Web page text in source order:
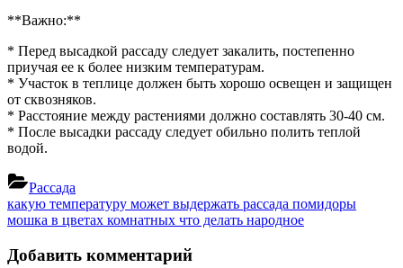
**Важно:**
* Перед высадкой рассаду следует закалить, постепенно
приучая ее к более низким температурам.
* Участок в теплице должен быть хорошо освещен и защищен
от сквозняков.
* Расстояние между растениями должно составлять 30-40 см.
* После высадки рассаду следует обильно полить теплой
водой.
Рассада
Навигация
по
записям
Previous
Post:
какую температуру может выдержать рассада помидоры
Next
мошка в цветах комнатных что делать народное
Добавить комментарий